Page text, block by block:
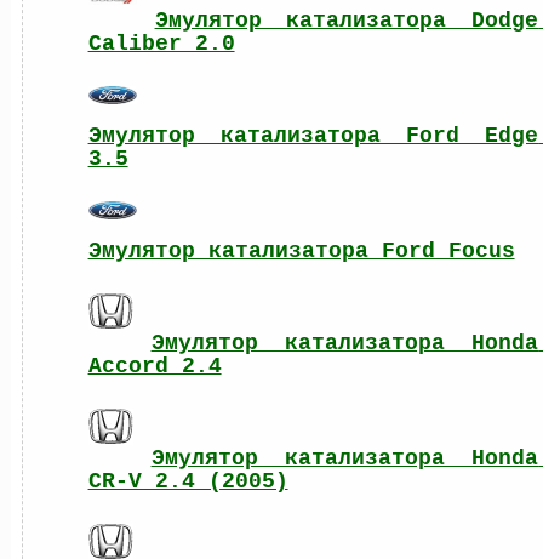
Эмулятор катализатора Dodge
Caliber 2.0
Эмулятор катализатора Ford Edge
3.5
Эмулятор катализатора Ford Focus
Эмулятор катализатора Honda
Accord 2.4
Эмулятор катализатора Honda
CR-V 2.4 (2005)